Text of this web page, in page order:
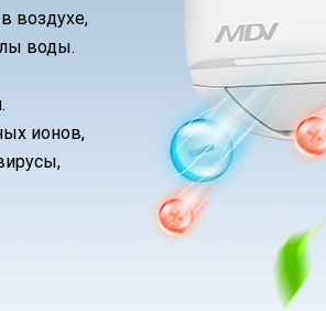
воздухе,
воды.
ионов,